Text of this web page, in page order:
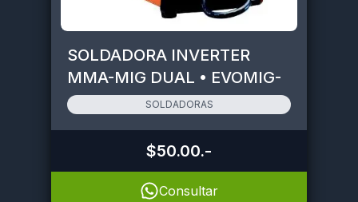
SOLDADORA INVERTER
MMA-MIG DUAL • EVOMIG-
205
SOLDADORAS
$50.00.-
Consultar